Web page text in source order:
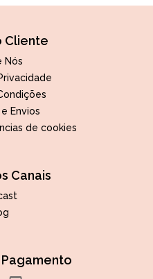
Cliente
Nós
Envios
de cookies
Canais